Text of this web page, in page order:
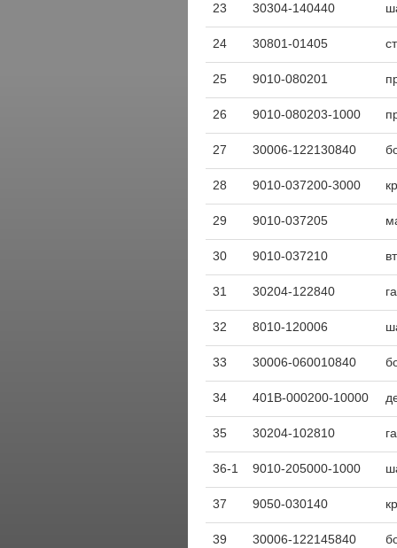
23 30304-140440
24 30801-01405
25 9010-080201
26 9010-080203-1000
27 30006-122130840
28 9010-037200-3000
29 9010-037205
30 9010-037210
31 30204-122840
32 8010-120006
33 30006-060010840
34 401B-000200-10000
35 30204-102810
36-1 9010-205000-1000
37 9050-030140
39 30006-122145840